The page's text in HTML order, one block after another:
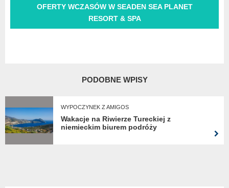
OFERTY WCZASÓW W SEADEN SEA PLANET
RESORT & SPA
PODOBNE WPISY
WYPOCZYNEK Z AMIGOS
Wakacje na Riwierze Tureckiej z
niemieckim biurem podróży